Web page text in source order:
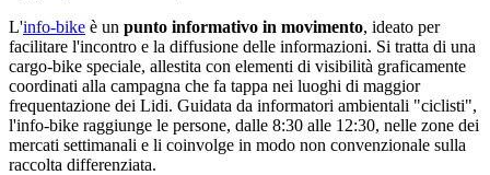
L'info-bike è un punto informativo in movimento, ideato per
facilitare l'incontro e la diffusione delle informazioni. Si tratta di una
cargo-bike speciale, allestita con elementi di visibilità graficamente
coordinati alla campagna che fa tappa nei luoghi di maggior
frequentazione dei Lidi. Guidata da informatori ambientali "ciclisti",
l'info-bike raggiunge le persone, dalle 8:30 alle 12:30, nelle zone dei
mercati settimanali e li coinvolge in modo non convenzionale sulla
raccolta differenziata.